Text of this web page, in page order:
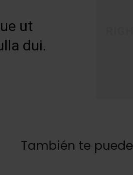
ut
dui.
También te